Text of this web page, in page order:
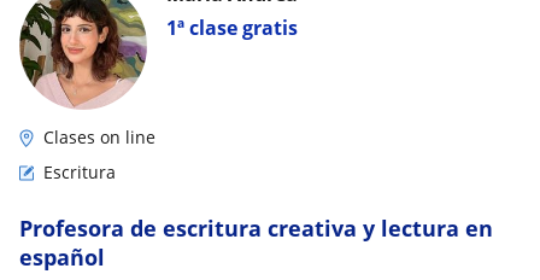
1ª clase gratis
Clases on line
Escritura
Profesora de escritura creativa y lectura en
español